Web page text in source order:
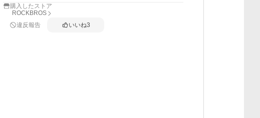
購入したストア
ROCKBROS
違反報告
いいね3